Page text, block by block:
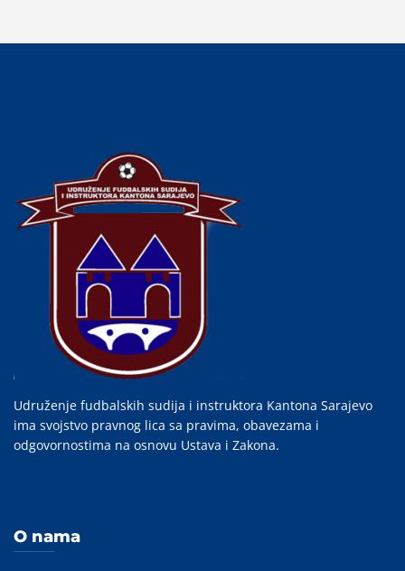
Udruženje fudbalskih sudija i instruktora Kantona Sarajevo
ima svojstvo pravnog lica sa pravima, obavezama i
odgovornostima na osnovu Ustava i Zakona.
O nama